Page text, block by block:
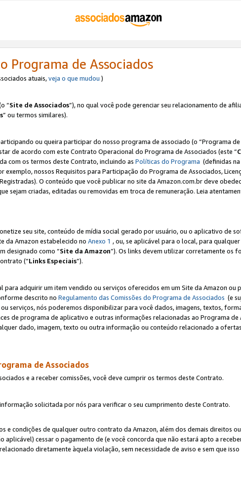
Programa de Associados
atuais,veja o que mudou )
“Site de Associados”), no qual você pode gerenciar seu relacionamento de
” ou termos similares).
ou queira participar do nosso programa de associado (o “Programa de
de acordo com este Contrato Operacional do Programa de Associados (este “
com os termos deste Contrato, incluindo as Políticas do Programa (definidas
nossos Requisitos para Participação do Programa de Associados,
O conteúdo que você publicar no site da Amazon.com.br deve
sejam criadas, editadas ou removidas em troca de remuneração. Leia
seu site, conteúdo de mídia social gerado por usuário, ou o aplicativo de
da Amazon estabelecido no Anexo 1 , ou, se aplicável para o local, para
designado como “Site da Amazon”). Os links devem utilizar corretamente os
(“Links Especiais”).
para adquirir um item vendido ou serviços oferecidos em um Site da Amazon
descrito no Regulamento das Comissões do Programa de Associados (e
serviços, nós poderemos disponibilizar para você dados, imagens, textos,
de programa de aplicativo e outras informações relacionadas ao Programa de
dado, imagem, texto ou outra informação ou conteúdo relacionado a
de Associados
e a receber comissões, você deve cumprir os termos deste Contrato.
solicitada por nós para verificar o seu cumprimento deste Contrato.
e condições de qualquer outro contrato da Amazon, além dos demais direitos
aplicável) cessar o pagamento de (e você concorda que não estará apto a
diretamente àquela violação, sem necessidade de aviso e sem que